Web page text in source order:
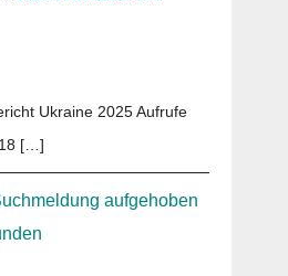
Ukraine 2025 Aufrufe
[…]
aufgehoben